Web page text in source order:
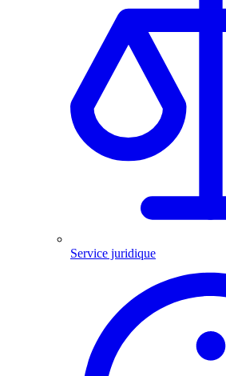
Service juridique